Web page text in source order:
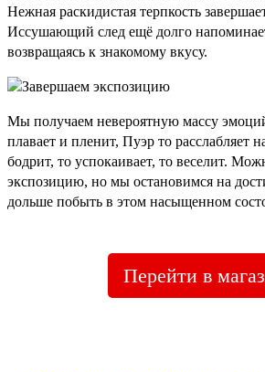
Нежная раскидистая терпкость
Иссушающий след ещё долго
возвращаясь к знакомому вкусу.
Мы получаем невероятную массу
плавает и пленит, Пуэр то расслабляет
бодрит, то успокаивает, то веселит.
экспозицию, но мы остановимся на
дольше побыть в этом насыщенном
Перейти в